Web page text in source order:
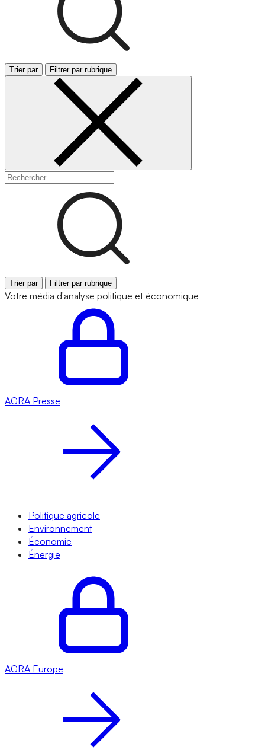
Trier par Filtrer par rubrique
Trier par Filtrer par rubrique
Votre média d'analyse politique et économique
AGRA Presse
Politique agricole
Environnement
Économie
Énergie
AGRA Europe